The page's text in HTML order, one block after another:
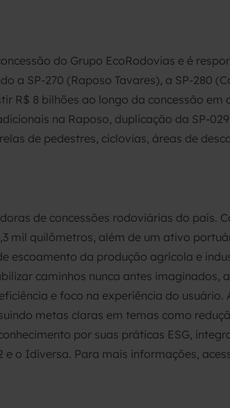
do Grupo EcoRodovias e é
a SP-270 (Raposo Tavares), a SP-280
R$ 8 bilhões ao longo da concessão
na Raposo, duplicação da SP-
de pedestres, ciclovias, áreas de
de concessões rodoviárias do país.
mil quilômetros, além de um ativo
escoamento da produção agrícola e
caminhos nunca antes imaginados,
e foco na experiência do
metas claras em temas como
por suas práticas ESG,
o Idiversa. Para mais informações,